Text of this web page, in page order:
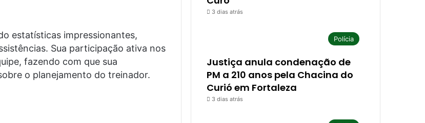
estatísticas impressionantes,
Sua participação ativa nos
fazendo com que sua
o planejamento do treinador.
3 dias atrás
Polícia
Justiça anula condenação de
PM a 210 anos pela Chacina do
Curió em Fortaleza
3 dias atrás